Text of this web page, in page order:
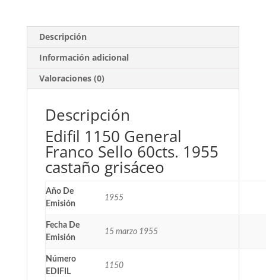
Descripción
Información adicional
Valoraciones (0)
Descripción
Edifil 1150 General
Franco Sello 60cts. 1955
castaño grisáceo
Año De
Emisión
1955
Fecha De
Emisión
15 marzo 1955
Número
EDIFIL
1150